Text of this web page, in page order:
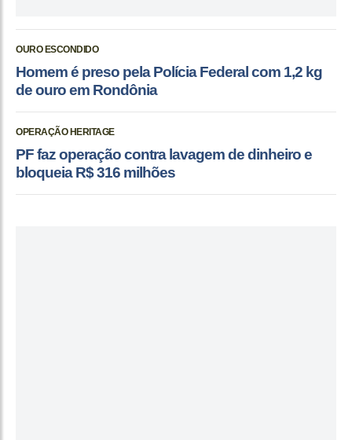
OURO ESCONDIDO
Homem é preso pela Polícia Federal com 1,2 kg
de ouro em Rondônia
OPERAÇÃO HERITAGE
PF faz operação contra lavagem de dinheiro e
bloqueia R$ 316 milhões